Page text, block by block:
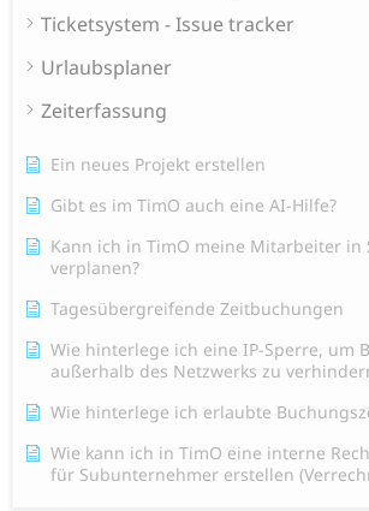
Ticketsystem - Issue tracker
Urlaubsplaner
Zeiterfassung
Ein neues Projekt erstellen
Gibt es im TimO auch eine AI-Hilfe?
Kann ich in TimO meine Mitarbeiter in
verplanen?
Tagesübergreifende Zeitbuchungen
Wie hinterlege ich eine IP-Sperre, um
außerhalb des Netzwerks zu
Wie hinterlege ich erlaubte
Wie kann ich in TimO eine interne
für Subunternehmer erstellen